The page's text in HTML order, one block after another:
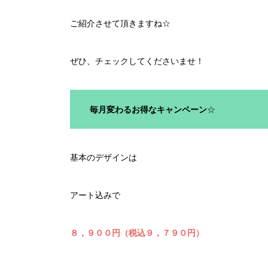
ご紹介させて頂きますね☆
ぜひ、チェックしてくださいませ！
毎月変わるお得なキャンペーン☆
基本のデザインは
アート込みで
８，９００円（税込９，７９０円）